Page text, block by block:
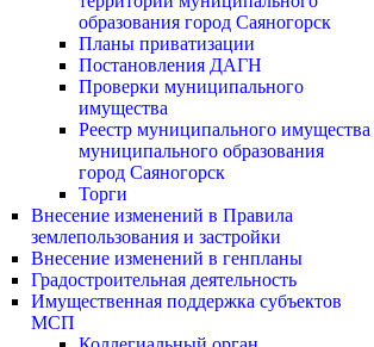
образования город Саяногорск
Планы приватизации
Постановления ДАГН
Проверки муниципального
имущества
Реестр муниципального имущества
муниципального образования
город Саяногорск
Торги
Внесение изменений в Правила
землепользования и застройки
Внесение изменений в генпланы
Градостроительная деятельность
Имущественная поддержка субъектов
МСП